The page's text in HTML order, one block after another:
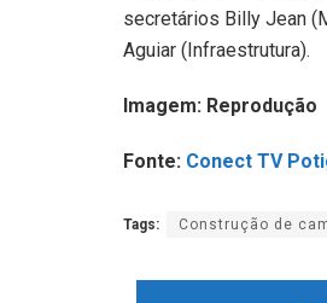
secretários Billy Jean
Aguiar (Infraestrutura).
Imagem: Reprodução
Fonte: Conect TV
Tags: Construção de